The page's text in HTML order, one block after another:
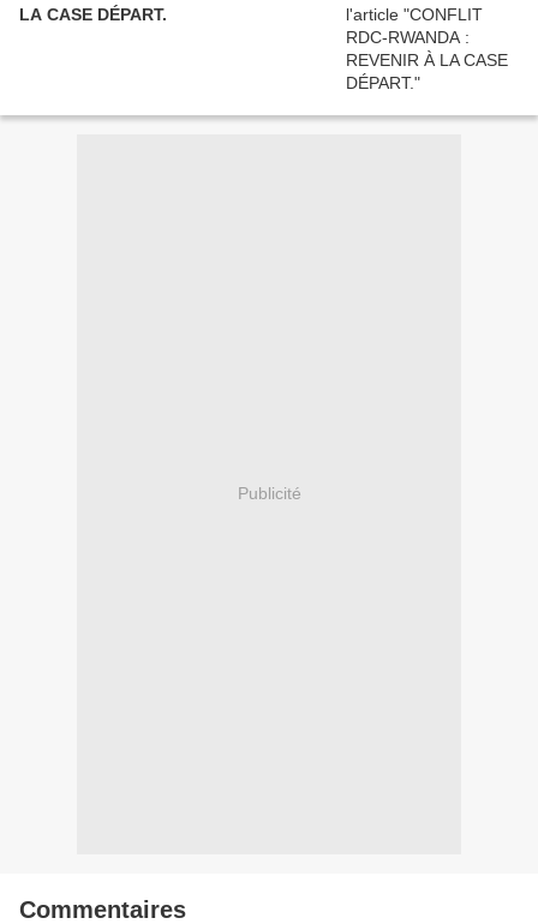
LA CASE DÉPART.
Publicité
Commentaires